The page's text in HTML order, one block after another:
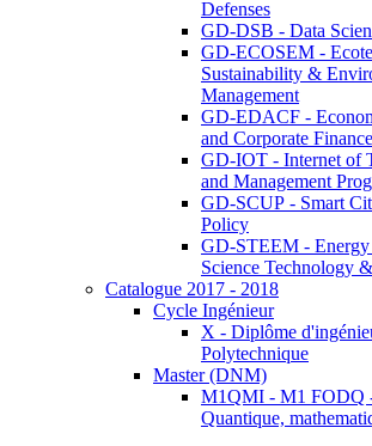
Defenses
GD-DSB - Data
GD-ECOSEM -
Sustainability &
Management
GD-EDACF -
and Corporate Finance
GD-IOT - Internet of
and Management
GD-SCUP - Smart
Policy
GD-STEEM -
Science Technology
Catalogue 2017 - 2018
Cycle Ingénieur
X - Diplôme
Polytechnique
Master (DNM)
M1QMI - M1 FODQ
Quantique,